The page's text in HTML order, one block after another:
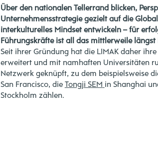
Über den nationalen Tellerrand blicken,
Unternehmensstrategie gezielt auf die
interkulturelles Mindset entwickeln – für
Führungskräfte ist all das mittlerweile längst
Seit ihrer Gründung hat die LIMAK daher
erweitert und mit namhaften Universitäten
Netzwerk geknüpft, zu dem beispielsweise
San Francisco, die Tongji SEM in Shanghai
Stockholm zählen.